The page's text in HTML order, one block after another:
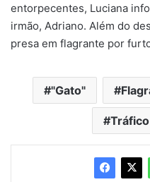
entorpecentes, Luciana
irmão, Adriano. Além do
presa em flagrante por
"gato"